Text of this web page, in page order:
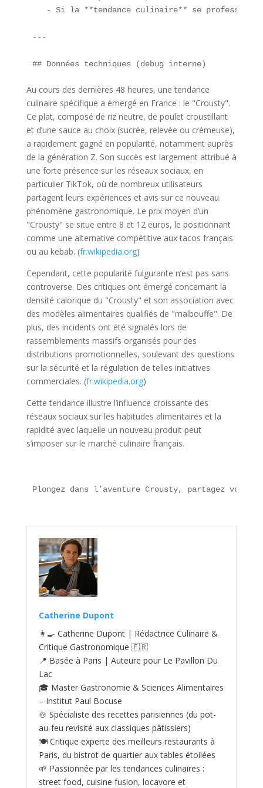
- Si la **tendance culinaire** se
---
Au cours des dernières 48 heures, une tendance
culinaire spécifique a émergé en France : le "Crousty".
Ce plat, composé de riz neutre, de poulet croustillant
et d’une sauce au choix (sucrée, relevée ou crémeuse),
a rapidement gagné en popularité, notamment auprès
de la génération Z. Son succès est largement attribué à
une forte présence sur les réseaux sociaux, en
particulier TikTok, où de nombreux utilisateurs
partagent leurs expériences et avis sur ce nouveau
phénomène gastronomique. Le prix moyen d’un
"Crousty" se situe entre 8 et 12 euros, le positionnant
comme une alternative compétitive aux tacos français
ou au kebab. (fr.wikipedia.org)
Cependant, cette popularité fulgurante n’est pas sans
controverse. Des critiques ont émergé concernant la
densité calorique du "Crousty" et son association avec
des modèles alimentaires qualifiés de "malbouffe". De
plus, des incidents ont été signalés lors de
rassemblements massifs organisés pour des
distributions promotionnelles, soulevant des questions
sur la sécurité et la régulation de telles initiatives
commerciales. (fr.wikipedia.org)
Cette tendance illustre l’influence croissante des
réseaux sociaux sur les habitudes alimentaires et la
rapidité avec laquelle un nouveau produit peut
s’imposer sur le marché culinaire français.
Plongez dans l’aventure Crousty, partagez
Catherine Dupont
👩‍🍳 Catherine Dupont | Rédactrice Culinaire &
Critique Gastronomique 🇫🇷
📍 Basée à Paris | Auteure pour Le Pavillon Du
Lac
🎓 Master Gastronomie & Sciences Alimentaires
– Institut Paul Bocuse
🍲 Spécialiste des recettes parisiennes (du pot-
au‑feu revisité aux classiques pâtissiers)
🍽️ Critique experte des meilleurs restaurants à
Paris, du bistrot de quartier aux tables étoilées
🌱 Passionnée par les tendances culinaires :
street food, cuisine fusion, locavore et